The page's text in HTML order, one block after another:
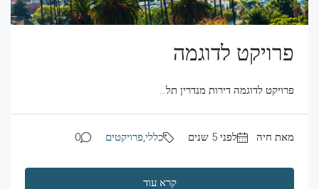
פרויקט לדוגמה
פרויקט לדוגמה דירות מנדרין תל...
מאת חיה לפני 5 שנים כללי,פרויקטים 0
קרא עוד